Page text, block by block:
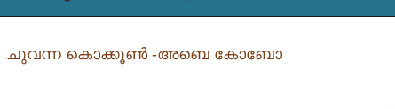
ചുവന്ന കൊക്കൂൺ -അബെ കോബോ